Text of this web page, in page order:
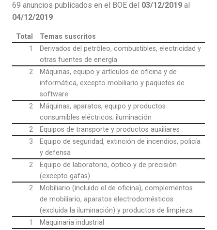
69 anuncios publicados en el BOE del 03/12/2019 al
04/12/2019
Total
Temas suscritos
1
Derivados del petróleo, combustibles, electricidad y
otras fuentes de energía
2
Máquinas, equipo y artículos de oficina y de
informática, excepto mobiliario y paquetes de
software
2
Máquinas, aparatos, equipo y productos
consumibles eléctricos; iluminación
2
Equipos de transporte y productos auxiliares
3
Equipo de seguridad, extinción de incendios, policía
y defensa
2
Equipo de laboratorio, óptico y de precisión
(excepto gafas)
2
Mobiliario (incluido el de oficina), complementos
de mobiliario, aparatos electrodomésticos
(excluida la iluminación) y productos de limpieza
1
Maquinaria industrial